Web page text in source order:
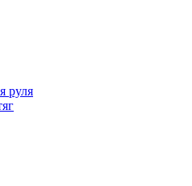
руля